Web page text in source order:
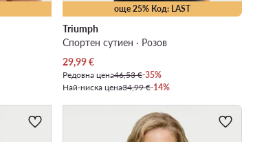
още 25% Код: LAST
Triumph
Спортен сутиен · Розов
Актуална цена
29,99€
Редовна цена46,53 €-35%
Най-ниска цена34,99 €-14%